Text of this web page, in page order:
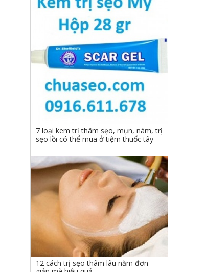
7 loại kem trị thâm sẹo, mụn, nám, trị
sẹo lồi có thể mua ở tiệm thuốc tây
12 cách trị sẹo thâm lâu năm đơn